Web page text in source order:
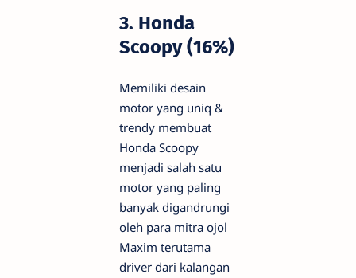
3. Honda
Scoopy (16%)
Memiliki desain
motor yang uniq &
trendy membuat
Honda Scoopy
menjadi salah satu
motor yang paling
banyak digandrungi
oleh para mitra ojol
Maxim terutama
driver dari kalangan